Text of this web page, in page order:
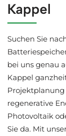
Kappel
Suchen Sie
bei uns genau
Kappel
regenerative
Photovoltaik
Sie da. Mit